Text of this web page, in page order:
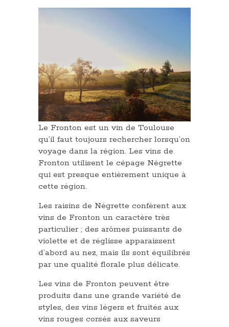
Le Fronton est un vin de Toulouse
qu’il faut toujours rechercher lorsqu’on
voyage dans la région. Les vins de
Fronton utilisent le cépage Négrette
qui est presque entièrement unique à
cette région.
Les raisins de Négrette confèrent aux
vins de Fronton un caractère très
particulier ; des arômes puissants de
violette et de réglisse apparaissent
d’abord au nez, mais ils sont équilibrés
par une qualité florale plus délicate.
Les vins de Fronton peuvent être
produits dans une grande variété de
styles, des vins légers et fruités aux
vins rouges corsés aux saveurs